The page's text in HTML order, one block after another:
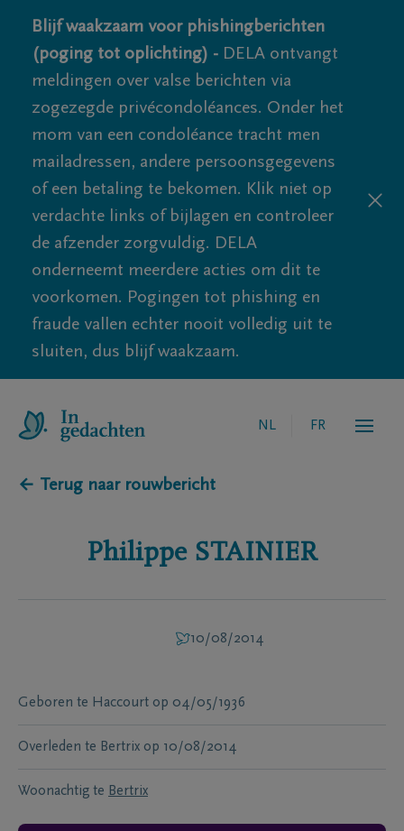
Blijf waakzaam voor phishingberichten
(poging tot oplichting) - DELA ontvangt
meldingen over valse berichten via
zogezegde privécondoléances. Onder het
mom van een condoléance tracht men
mailadressen, andere persoonsgegevens
of een betaling te bekomen. Klik niet op
verdachte links of bijlagen en controleer
de afzender zorgvuldig. DELA
onderneemt meerdere acties om dit te
voorkomen. Pogingen tot phishing en
fraude vallen echter nooit volledig uit te
sluiten, dus blijf waakzaam.
NL FR
← Terug naar rouwbericht
Philippe STAINIER
10/08/2014
Geboren te Haccourt op 04/05/1936
Overleden te Bertrix op 10/08/2014
Woonachtig te Bertrix